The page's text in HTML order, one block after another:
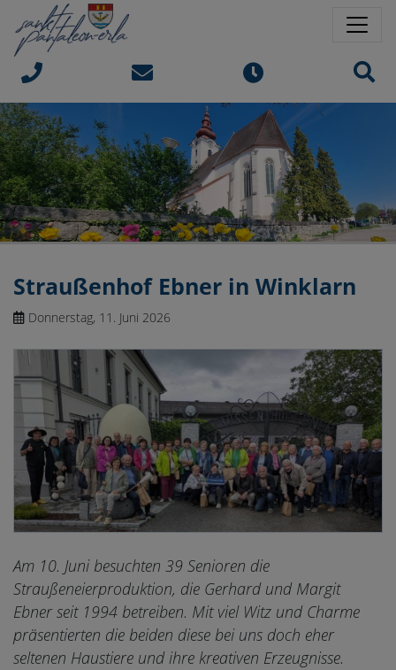
Sprungmarken
Springe direkt zu:
Straußenhof Ebner in Winklarn
Donnerstag, 11. Juni 2026
Am 10. Juni besuchten 39 Senioren die
Straußeneierproduktion, die Gerhard und Margit
Ebner seit 1994 betreiben. Mit viel Witz und Charme
präsentierten die beiden diese bei uns doch eher
seltenen Haustiere und ihre kreativen Erzeugnisse.